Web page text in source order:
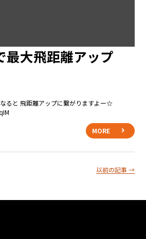
最大飛距離アップ
ると 飛距離アップに繋がりますよー☆
MORE
以前の記事 →